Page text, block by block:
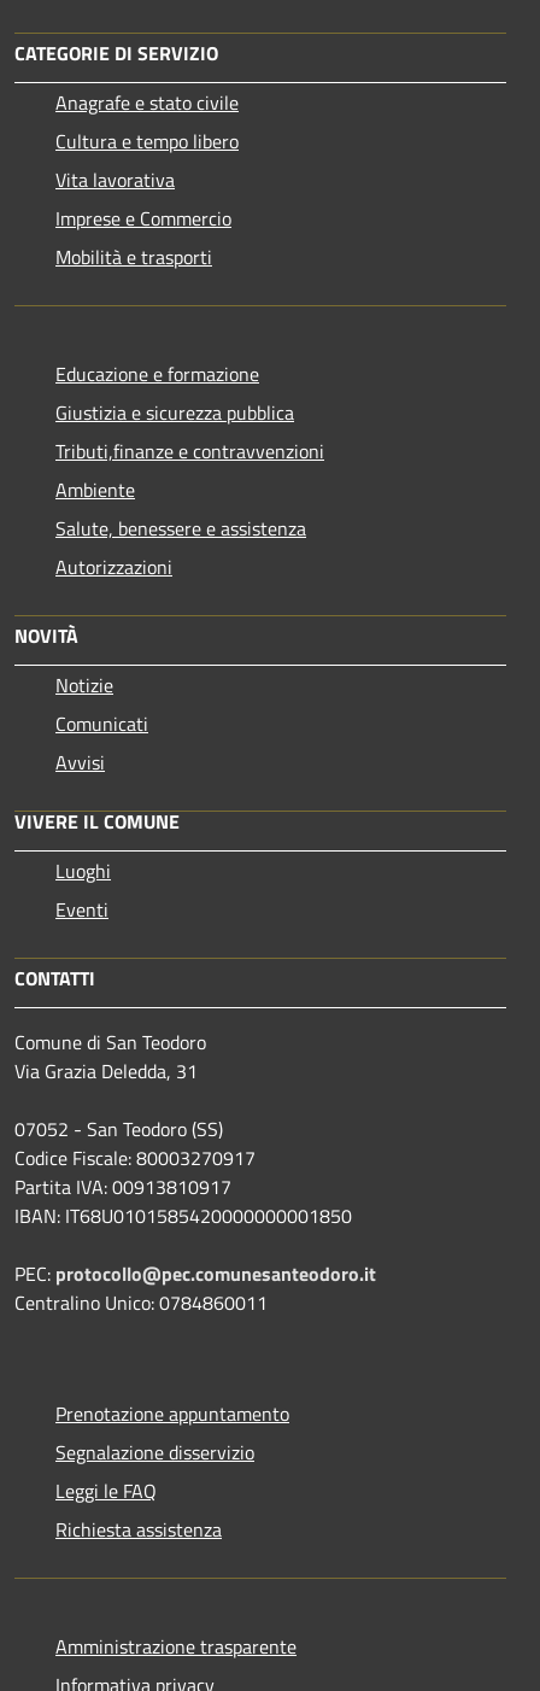
CATEGORIE DI SERVIZIO
Anagrafe e stato civile
Cultura e tempo libero
Vita lavorativa
Imprese e Commercio
Mobilità e trasporti
Educazione e formazione
Giustizia e sicurezza pubblica
Tributi,finanze e contravvenzioni
Ambiente
Salute, benessere e assistenza
Autorizzazioni
NOVITÀ
Notizie
Comunicati
Avvisi
VIVERE IL COMUNE
Luoghi
Eventi
CONTATTI
Comune di San Teodoro
Via Grazia Deledda, 31
07052 - San Teodoro (SS)
Codice Fiscale: 80003270917
Partita IVA: 00913810917
IBAN: IT68U0101585420000000001850
PEC: protocollo@pec.comunesanteodoro.it
Centralino Unico: 0784860011
Prenotazione appuntamento
Segnalazione disservizio
Leggi le FAQ
Richiesta assistenza
Amministrazione trasparente
Informativa privacy